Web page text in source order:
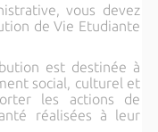
vous devez
de Vie Etudiante
est destinée à
social, culturel et
les actions de
réalisées à leur